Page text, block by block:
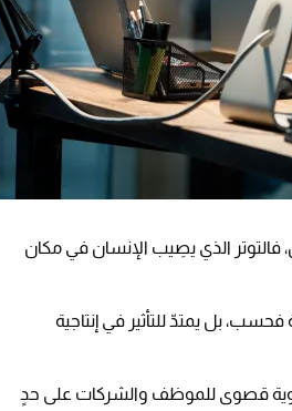
الذي يصِيب الإنسان في مكان
بل يمتدّ للتأثير في إنتاجية
قصوى للموظف والشركات على حدٍ